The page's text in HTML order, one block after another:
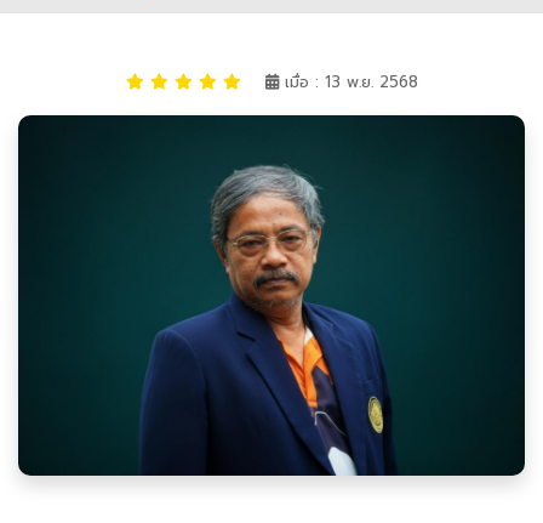
เมื่อ : 13 พ.ย. 2568